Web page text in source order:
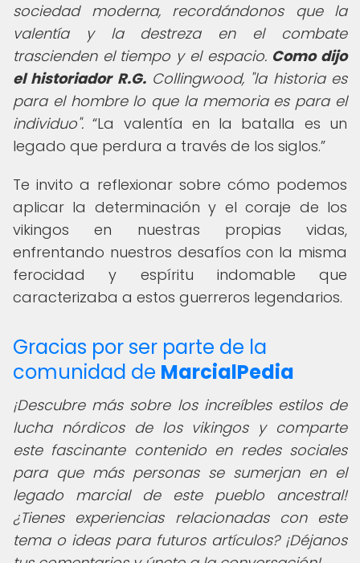
sociedad moderna, recordándonos que la
valentía y la destreza en el combate
trascienden el tiempo y el espacio. Como dijo
el historiador R.G.Collingwood, "la historia es
para el hombre lo que la memoria es para el
individuo".
La valentía en la batalla es un
legado que perdura a través de los siglos.
Te invito a reflexionar sobre cómo podemos
aplicar la determinación y el coraje de los
vikingos en nuestras propias vidas,
enfrentando nuestros desafíos con la misma
ferocidad y espíritu indomable que
caracterizaba a estos guerreros legendarios.
Gracias por ser parte de la
comunidad de MarcialPedia
¡Descubre más sobre los increíbles estilos de
lucha nórdicos de los vikingos y comparte
este fascinante contenido en redes sociales
para que más personas se sumerjan en el
legado marcial de este pueblo ancestral!
¿Tienes experiencias relacionadas con este
tema o ideas para futuros artículos? ¡Déjanos